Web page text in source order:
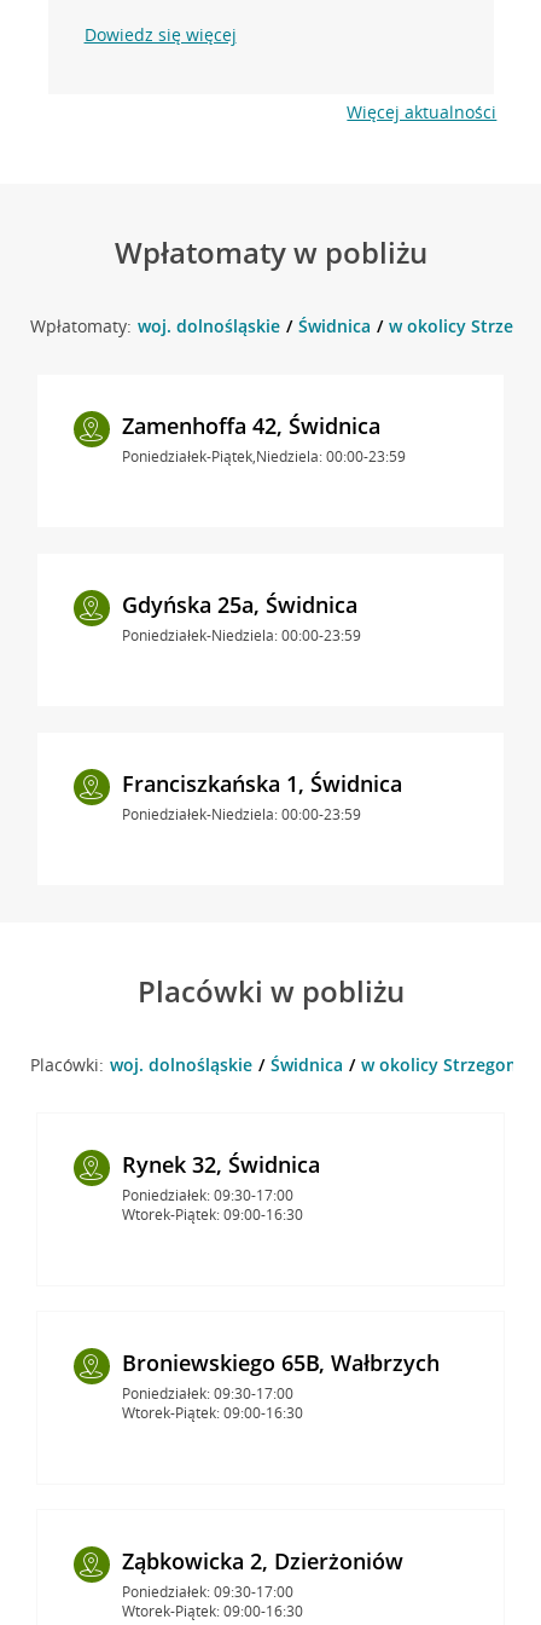
Dowiedz się więcej
Więcej aktualności
Wpłatomaty w pobliżu
Wpłatomaty: woj. dolnośląskie Świdnica w okolicy
Zamenhoffa 42, Świdnica
Poniedziałek-Piątek,Niedziela: 00:00-23:59
Gdyńska 25a, Świdnica
Poniedziałek-Niedziela: 00:00-23:59
Franciszkańska 1, Świdnica
Poniedziałek-Niedziela: 00:00-23:59
Placówki w pobliżu
Placówki: woj. dolnośląskie Świdnica w okolicy
Rynek 32, Świdnica
Poniedziałek: 09:30-17:00
Wtorek-Piątek: 09:00-16:30
Broniewskiego 65B, Wałbrzych
Poniedziałek: 09:30-17:00
Wtorek-Piątek: 09:00-16:30
Ząbkowicka 2, Dzierżoniów
Poniedziałek: 09:30-17:00
Wtorek-Piątek: 09:00-16:30